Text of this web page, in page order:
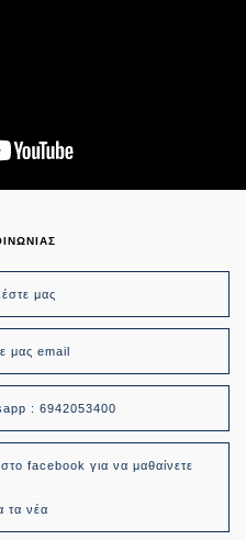
μας
μας email
: 6942053400
facebook για να μαθαίνετε
τα νέα